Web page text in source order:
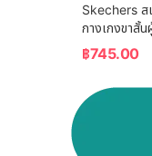
Skechers ส
กางเกงขาสั้
Running Club
฿745.00